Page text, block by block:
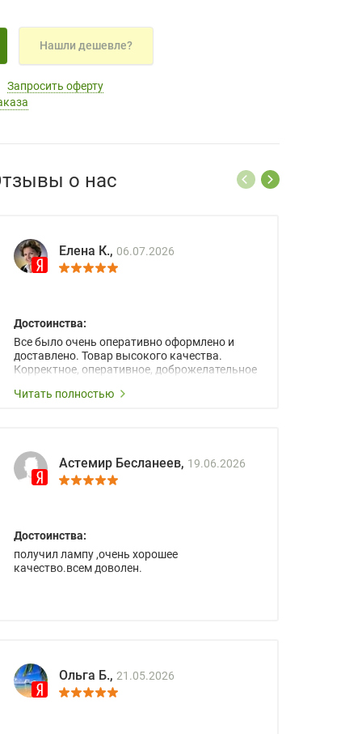
Нашли дешевле?
Запросить оферту
о нас
Елена К., 06.07.2026
Достоинства:
Все было очень оперативно оформлено и
доставлено. Товар высокого качества.
Корректное, оперативное, доброжелательное
Читать полностью
Астемир Бесланеев, 19.06.2026
Достоинства:
получил лампу ,очень хорошее
качество.всем доволен.
Ольга Б., 21.05.2026